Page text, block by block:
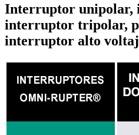
Interruptor unipolar,
interruptor tripolar,
interruptor alto